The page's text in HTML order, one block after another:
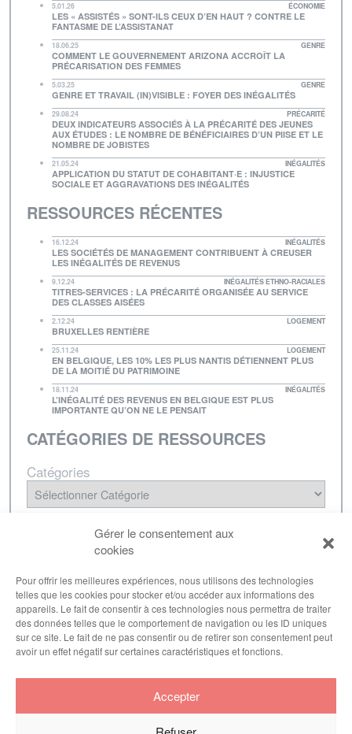
Gérer le consentement aux
cookies
Pour offrir les meilleures expériences, nous utilisons des technologies
telles que les cookies pour stocker et/ou accéder aux informations des
appareils. Le fait de consentir à ces technologies nous permettra de traiter
des données telles que le comportement de navigation ou les ID uniques
sur ce site. Le fait de ne pas consentir ou de retirer son consentement peut
avoir un effet négatif sur certaines caractéristiques et fonctions.
Accepter
5.01.26 ÉCONOMIE
LES « ASSISTÉS » SONT-ILS CEUX D’EN HAUT ? CONTRE LE
FANTASME DE L’ASSISTANAT
18.06.25 GENRE
COMMENT LE GOUVERNEMENT ARIZONA ACCROÎT LA
PRÉCARISATION DES FEMMES
5.03.25 GENRE
GENRE ET TRAVAIL (IN)VISIBLE : FOYER DES INÉGALITÉS
29.08.24 PRÉCARITÉ
DEUX INDICATEURS ASSOCIÉS À LA PRÉCARITÉ DES JEUNES
AUX ÉTUDES : LE NOMBRE DE BÉNÉFICIAIRES D’UN PIISE ET LE
NOMBRE DE JOBISTES
21.05.24 INÉGALITÉS
APPLICATION DU STATUT DE COHABITANT·E : INJUSTICE
SOCIALE ET AGGRAVATIONS DES INÉGALITÉS
RESSOURCES RÉCENTES
16.12.24 INÉGALITÉS
LES SOCIÉTÉS DE MANAGEMENT CONTRIBUENT À CREUSER
LES INÉGALITÉS DE REVENUS
9.12.24 INÉGALITÉS ETHNO-RACIALES
TITRES-SERVICES : LA PRÉCARITÉ ORGANISÉE AU SERVICE
DES CLASSES AISÉES
2.12.24 LOGEMENT
BRUXELLES RENTIÈRE
25.11.24 LOGEMENT
EN BELGIQUE, LES 10% LES PLUS NANTIS DÉTIENNENT PLUS
DE LA MOITIÉ DU PATRIMOINE
18.11.24 INÉGALITÉS
L’INÉGALITÉ DES REVENUS EN BELGIQUE EST PLUS
IMPORTANTE QU’ON NE LE PENSAIT
CATÉGORIES DE RESSOURCES
Catégories
NEWSLETTER
être tenu·e au courant de nos dernières
publications.